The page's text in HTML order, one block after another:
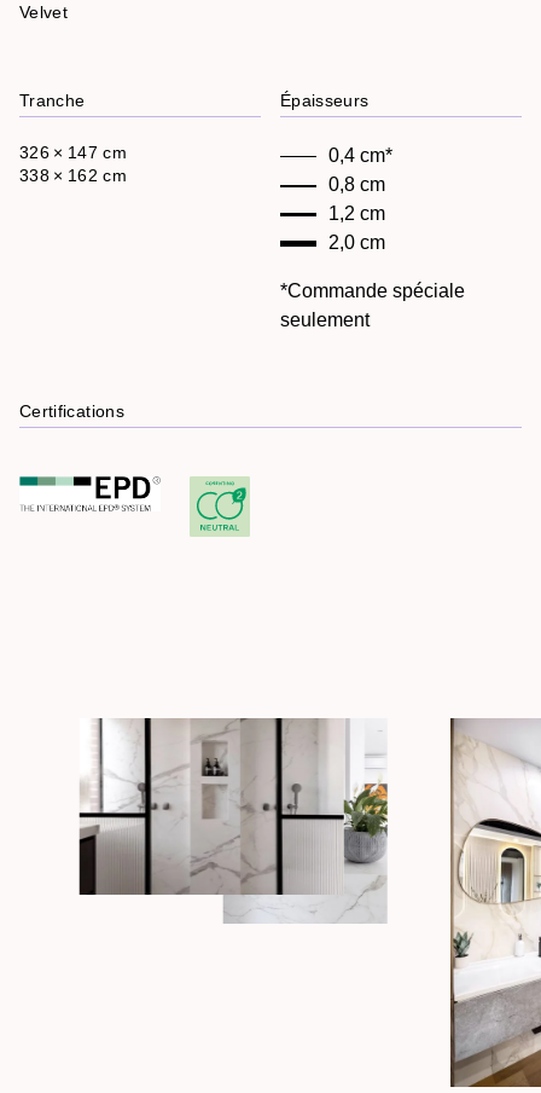
Velvet
Tranche
326 × 147 cm
338 × 162 cm
Épaisseurs
0,4 cm*
0,8 cm
1,2 cm
2,0 cm
*Commande spéciale
seulement
Certifications